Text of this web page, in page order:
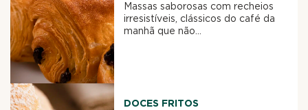
Massas saborosas com recheios
irresistíveis, clássicos do café da
manhã que não...
DOCES FRITOS